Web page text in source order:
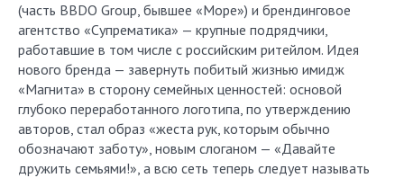
(часть BBDO Group, бывшее «Море») и брендинговое
агентство «Супрематика» — крупные подрядчики,
работавшие в том числе с российским ритейлом. Идея
нового бренда — завернуть побитый жизнью имидж
«Магнита» в сторону семейных ценностей: основой
глубоко переработанного логотипа, по утверждению
авторов, стал образ «жеста рук, которым обычно
обозначают заботу», новым слоганом — «Давайте
дружить семьями!», а всю сеть теперь следует называть